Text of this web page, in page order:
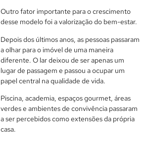
Outro fator importante para o crescimento
desse modelo foi a valorização do bem-estar.
Depois dos últimos anos, as pessoas passaram
a olhar para o imóvel de uma maneira
diferente. O lar deixou de ser apenas um
lugar de passagem e passou a ocupar um
papel central na qualidade de vida.
Piscina, academia, espaços gourmet, áreas
verdes e ambientes de convivência passaram
a ser percebidos como extensões da própria
casa.